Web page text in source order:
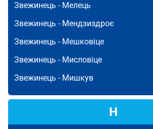
Звежинець - Мелець
Звежинець - Мендзиздроє
Звежинець - Мешковіце
Звежинець - Мисловіце
Звежинець - Мишкув
Н